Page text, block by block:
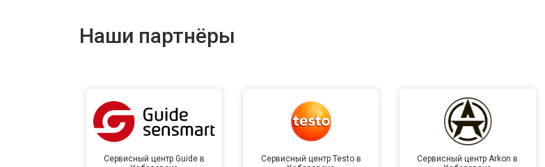
Наши партнёры
Сервисный центр Guide в
Сервисный центр Testo в
Сервисный центр Arkon в